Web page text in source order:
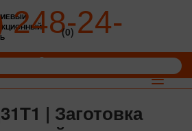
248-24-
(0)
Toggle
| Заготовка